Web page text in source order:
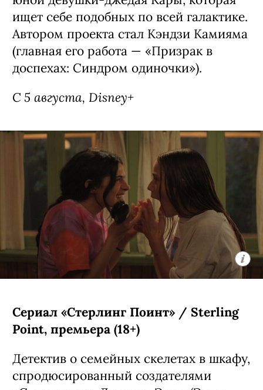
Сериал «Звездные войны: Видения —
Девятый джедай» / Star Wars: Visions
Presents - The Ninth Jedi, премьера
Аниме-сериал, основанный на первом
эпизоде антологии «Звездные войны:
Видения» — история строится вокруг
юной девушки-джедая Кары, которая
ищет себе подобных по всей галактике.
Автором проекта стал Кэндзи Камияма
(главная его работа — «Призрак в
доспехах: Синдром одиночки»).